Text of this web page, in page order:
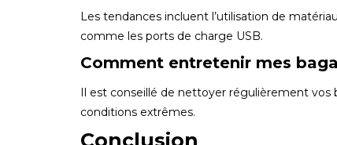
Les tendances incluent l’utilisation de
comme les ports de charge USB.
Comment entretenir mes
Il est conseillé de nettoyer régulièrement vos
conditions extrêmes.
Conclusion